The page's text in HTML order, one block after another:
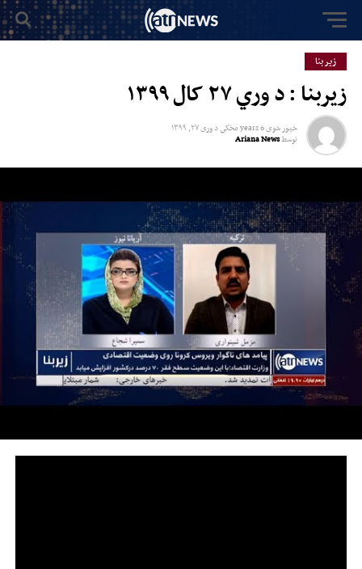
زیر بنا
زیربنا : د وري ۲۷ کال ۱۳۹۹
خپور شوی6 years مخکي دوری ۲۷, ۱۳۹۹
توسطAriana News